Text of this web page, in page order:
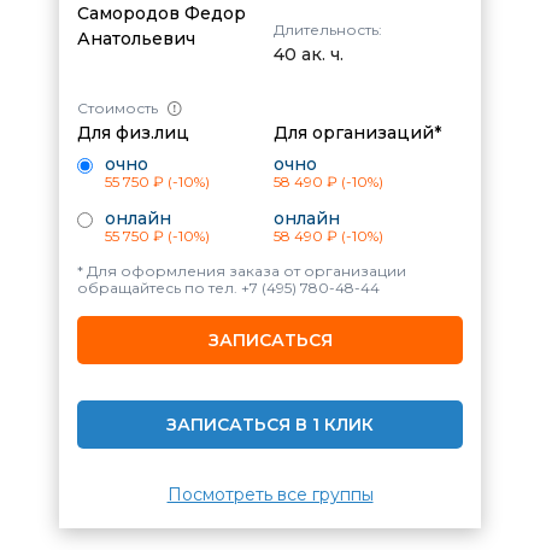
Самородов Федор
Анатольевич
Длительность:
40 ак. ч.
Стоимость
Для физ.лиц
очно
55 750 ₽ (-10%)
онлайн
55 750 ₽ (-10%)
Для организаций*
очно
58 490 ₽ (-10%)
онлайн
58 490 ₽ (-10%)
* Для оформления заказа от организации
обращайтесь по тел. +7 (495) 780-48-44
ЗАПИСАТЬСЯ
ЗАПИСАТЬСЯ В 1 КЛИК
Посмотреть все группы